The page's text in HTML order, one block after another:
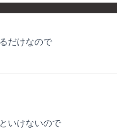
だけなので
いけないので